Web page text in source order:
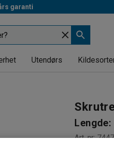
garanti
Utendørs
Lengde:
Art. nr: